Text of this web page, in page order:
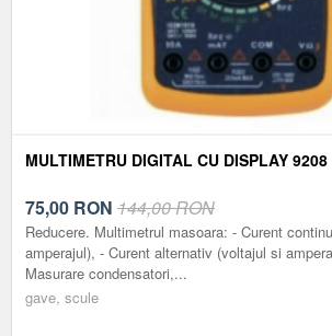
MULTIMETRU DIGITAL CU DISPLAY 9208
75,00 RON 144,00 RON
Reducere. Multimetrul masoara: - Curent
amperajul), - Curent alternativ (voltajul si
Masurare condensatori,...
gave, scule